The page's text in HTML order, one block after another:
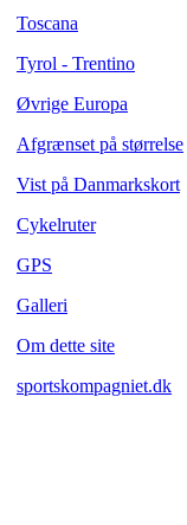
Toscana
Tyrol - Trentino
Øvrige Europa
Afgrænset på størrelse
Vist på Danmarkskort
Cykelruter
GPS
Galleri
Om dette site
sportskompagniet.dk